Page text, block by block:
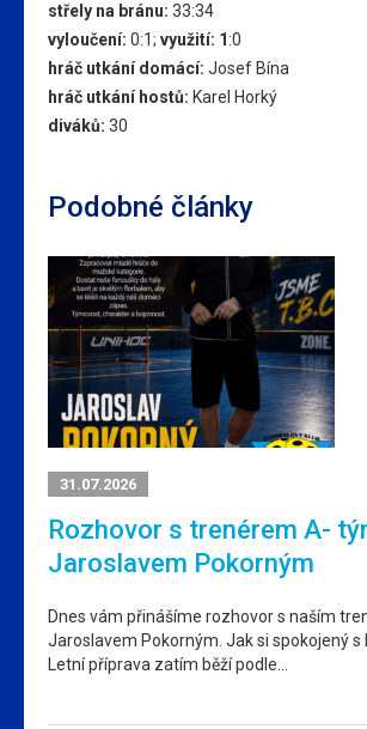
střely na bránu: 33:34
vyloučení: 0:1; využití: 1 :0
hráč utkání domácí: Josef Bína
hráč utkání hostů: Karel Horký
diváků: 30
Podobné články
31.07.2026
Rozhovor s trenérem A-
Jaroslavem Pokorným
Dnes vám přinášíme rozhovor s naším
Jaroslavem Pokorným. Jak si spokojený s
Letní příprava zatím běží podle…